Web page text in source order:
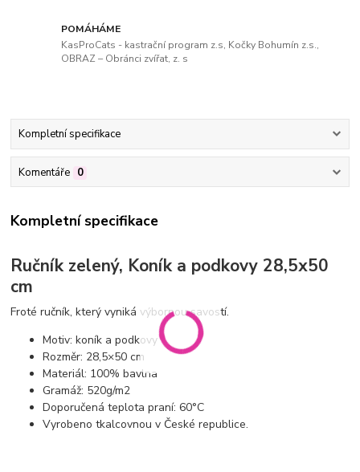
POMÁHÁME
KasProCats - kastrační program z.s, Kočky Bohumín z.s.,
OBRAZ – Obránci zvířat, z. s
Kompletní specifikace
Komentáře 0
Kompletní specifikace
Ručník zelený, Koník a podkovy 28,5x50
cm
Froté ručník, který vyniká výbornou savostí.
Motiv: koník a podkovy
Rozměr: 28,5×50 cm
Materiál: 100% bavlna
Gramáž: 520g/m2
Doporučená teplota praní: 60°C
Vyrobeno tkalcovnou v České republice.